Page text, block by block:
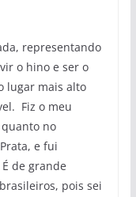
representando
o hino e ser o
lugar mais alto
Fiz o meu
no
e fui
de grande
pois sei